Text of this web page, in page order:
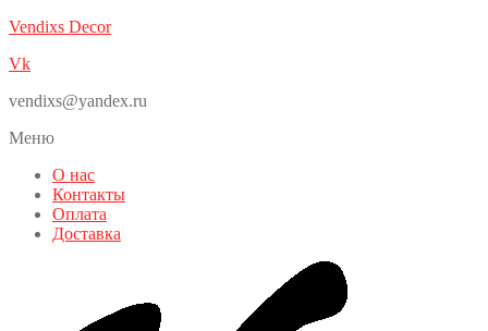
Vendixs Decor
Vk
vendixs@yandex.ru
Меню
О нас
Контакты
Оплата
Доставка